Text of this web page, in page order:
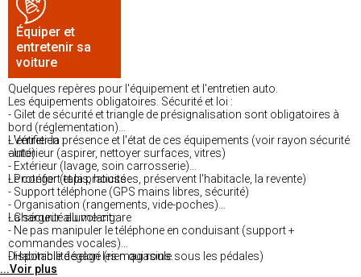
Équiper et
entretenir sa
voiture
Quelques repères pour l'équipement et l'entretien auto.
Les équipements obligatoires. Sécurité et loi :
- Gilet de sécurité et triangle de présignalisation sont obligatoires à
bord (réglementation)
- Vérifier la présence et l'état de ces équipements (voir rayon sécurité
auto)
L'entretien :
- Intérieur (aspirer, nettoyer surfaces, vitres)
- Extérieur (lavage, soin carrosserie)
- Protéger (tapis, housses, préservent l'habitacle, la revente)
Le confort et la praticité :
- Support téléphone (GPS mains libres, sécurité)
- Organisation (rangements, vide-poches)
- Chargeur allume-cigare
La sécurité au volant :
- Ne pas manipuler le téléphone en conduisant (support +
commandes vocales)
- Habitacle dégagé (rien qui roule sous les pédales)
Disponibilité selon les magasins.
...Voir plus